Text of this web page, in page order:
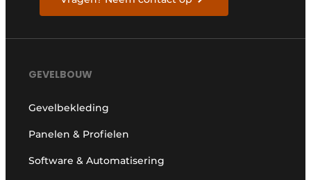
GEVELBOUW
Gevelbekleding
Panelen & Profielen
Software & Automatisering